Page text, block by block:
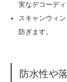
実なデコーディ
スキャンウィ
防ぎます。
防水性や